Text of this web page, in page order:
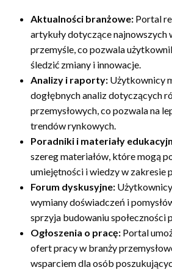
Aktualności branżowe: Portal
artykuły dotyczące najnowszych
przemyśle, co pozwala
śledzić zmiany i innowacje.
Analizy i raporty: Użytkownicy
dogłębnych analiz dotyczących
przemysłowych, co pozwala na
trendów rynkowych.
Poradniki i materiały
szereg materiałów, które mogą
umiejętności i wiedzy w zakresie
Forum dyskusyjne:
wymiany doświadczeń i
sprzyja budowaniu społeczności
Ogłoszenia o pracę: Portal
ofert pracy w branży
wsparciem dla osób